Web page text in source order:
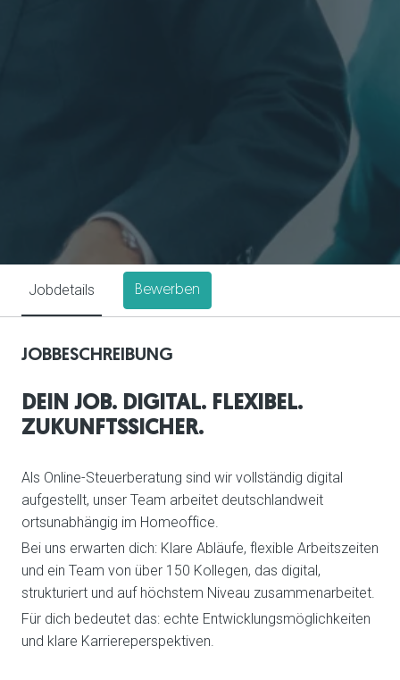
Jobdetails Bewerben
JOBBESCHREIBUNG
DEIN JOB. DIGITAL. FLEXIBEL.
ZUKUNFTSSICHER.
Als Online-Steuerberatung sind wir vollständig digital
aufgestellt, unser Team arbeitet deutschlandweit
ortsunabhängig im Homeoffice.
Bei uns erwarten dich: Klare Abläufe, flexible Arbeitszeiten
und ein Team von über 150 Kollegen, das digital,
strukturiert und auf höchstem Niveau zusammenarbeitet.
Für dich bedeutet das: echte Entwicklungsmöglichkeiten
und klare Karriereperspektiven.